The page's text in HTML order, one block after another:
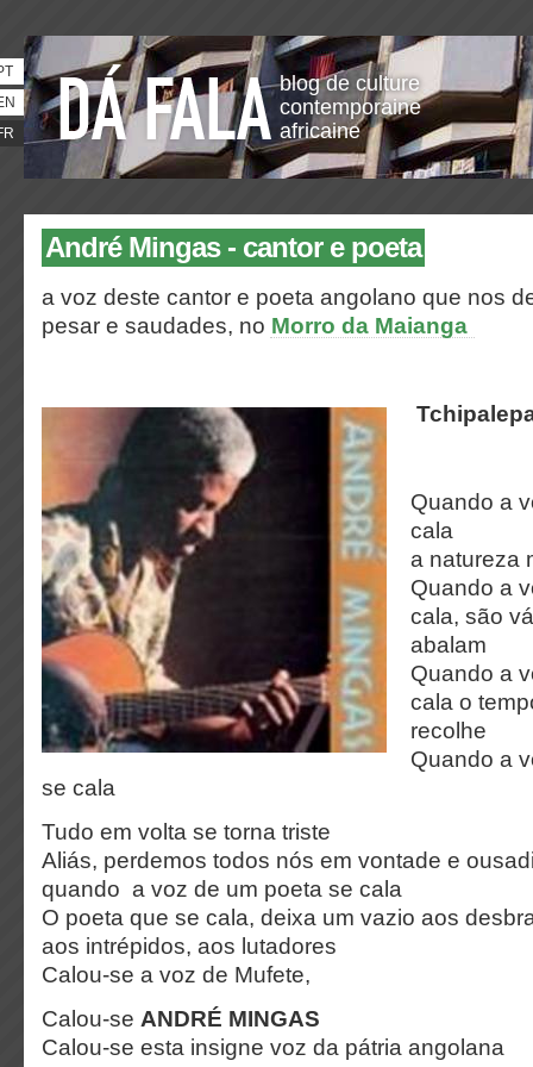
blog de culture
contemporaine
africaine
André Mingas - cantor e poeta
a voz deste cantor e poeta angolano que nos
pesar e saudades, no Morro da Maianga
Quando a
cala
a natureza
Quando a
cala, são
abalam
Quando a
cala o
recolhe
Quando a
se cala
Tudo em volta se torna triste
Aliás, perdemos todos nós em vontade e
quando a voz de um poeta se cala
O poeta que se cala, deixa um vazio aos
aos intrépidos, aos lutadores
Calou-se a voz de Mufete,
Calou-se ANDRÉ MINGAS
Calou-se esta insigne voz da pátria angolana